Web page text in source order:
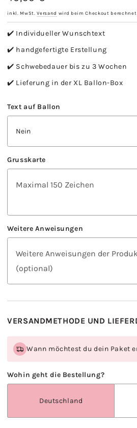
inkl. MwSt.Versand wird beim Checkout berechnet
✔️ Individueller Wunschtext
✔️ handgefertigte Erstellung
✔️ Schwebedauer bis zu 3 Wochen
✔️ Lieferung in der XL Ballon-Box